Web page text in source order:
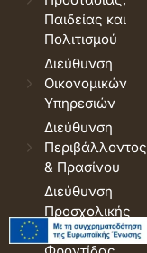
Παιδείας και
Πολιτισμού
Διεύθυνση
Οικονομικών
Υπηρεσιών
Διεύθυνση
Περιβάλλοντος
& Πρασίνου
Διεύθυνση
Προσχολικής
Αγωγής και